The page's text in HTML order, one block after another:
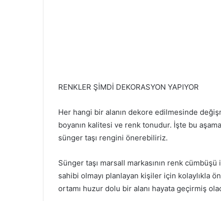
RENKLER ŞİMDİ DEKORASYON YAPIYOR
Her hangi bir alanın dekore edilmesinde
boyanın kalitesi ve renk tonudur. İşte bu
sünger taşı rengini önerebiliriz.
Sünger taşı marsall markasının renk
sahibi olmayı planlayan kişiler için kolaylıkla
ortamı huzur dolu bir alanı hayata geçirmiş